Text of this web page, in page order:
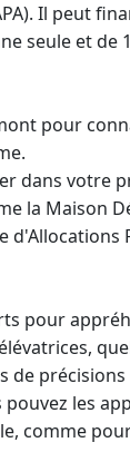
Il peut
seule et de
pour
dans votre
la Maison
d'Allocations
pour
de
les
comme